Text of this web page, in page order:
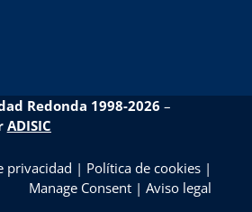
Redonda 1998-2026 –
ADISIC
privacidad | Política de cookies |
Manage Consent |Aviso legal